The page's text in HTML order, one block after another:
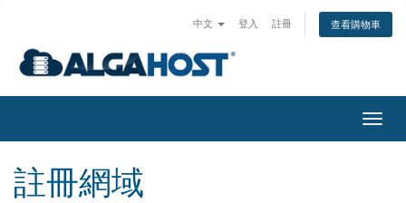
中文 登入 註冊 查看購物車
切
換
註冊網域